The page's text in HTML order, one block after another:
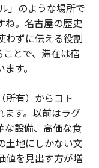
」のような場所で
ね。名古屋の歴史
わずに伝える役割
とで、滞在は宿
す。
所有）からコト
ます。以前はラグ
な設備、高価な食
土地にしかない文
値を見出す方が増